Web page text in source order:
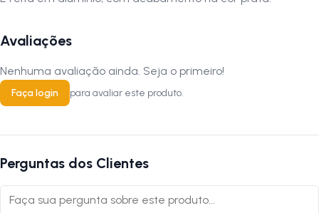
Avaliações
Nenhuma avaliação ainda. Seja o primeiro!
Faça login para avaliar este produto.
Perguntas dos Clientes